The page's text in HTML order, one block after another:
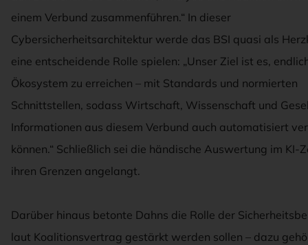
einem Verbund zusammenführen.“ In dieser
Cybersicherheitsarchitektur werde das BSI quasi als
eine entscheidende Rolle spielen: „Unser Ziel ist es,
Ökosystem zu erreichen – mit Standards und normierten
Schnittstellen, sodass Wirtschaft, Wissenschaft und
Informationen aus diesem Verbund auch automatisiert
können.“ Schließlich sei die händische Auswertung im KI-
ihren Grenzen angelangt.
Darüber hinaus betonte Dahns die Rolle der
laut Koalitionsvertrag gestärkt werden sollen – dazu